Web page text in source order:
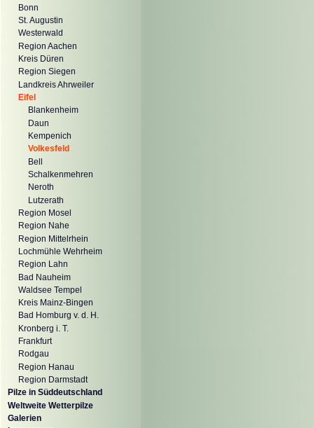
Bonn
St. Augustin
Westerwald
Region Aachen
Kreis Düren
Region Siegen
Landkreis Ahrweiler
Eifel
Blankenheim
Daun
Kempenich
Volkesfeld
Bell
Schalkenmehren
Neroth
Lutzerath
Region Mosel
Region Nahe
Region Mittelrhein
Lochmühle Wehrheim
Region Lahn
Bad Nauheim
Waldsee Tempel
Kreis Mainz-Bingen
Bad Homburg v. d. H.
Kronberg i. T.
Frankfurt
Rodgau
Region Hanau
Region Darmstadt
Pilze in Süddeutschland
Weltweite Wetterpilze
Galerien